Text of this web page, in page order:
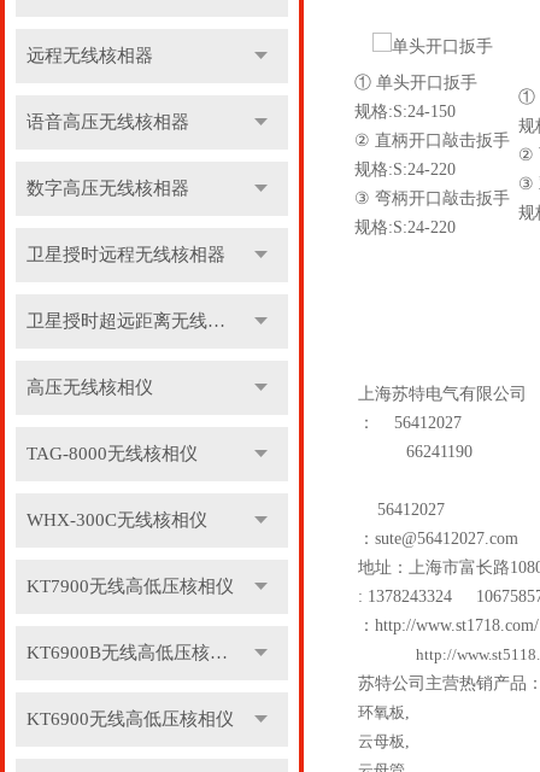
远程无线核相器
语音高压无线核相器
数字高压无线核相器
卫星授时远程无线核相器
卫星授时超远距离无线核相器
高压无线核相仪
TAG-8000无线核相仪
WHX-300C无线核相仪
KT7900无线高低压核相仪
KT6900B无线高低压核相仪
KT6900无线高低压核相仪
① 单头开口扳手
规格:S:24-150
② 直柄开口敲击扳手
规格:S:24-220
③ 弯柄开口敲击扳手
规格:S:24-220
①
规
②
③
规
上海苏特电气有限公司
：
56412027
66241190
56412027
： sute@56412027.com
地址：上海市富长路
: 1378243324
： http://www.st1718.com/
http://
苏特公司主营热销产品
环氧板,
云母板,